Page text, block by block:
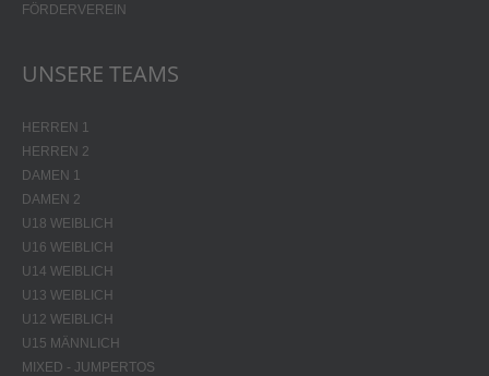
FÖRDERVEREIN
UNSERE TEAMS
HERREN 1
HERREN 2
DAMEN 1
DAMEN 2
U18 WEIBLICH
U16 WEIBLICH
U14 WEIBLICH
U13 WEIBLICH
U12 WEIBLICH
U15 MÄNNLICH
MIXED - JUMPERTOS